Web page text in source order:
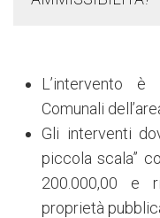
L’intervento è
Comunali
Gli interventi
piccola scala”
200.000,00 e
proprietà